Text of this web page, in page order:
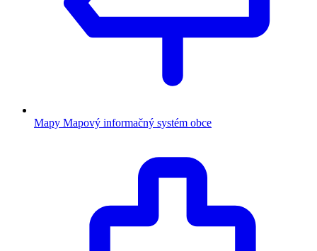
Mapy Mapový informačný systém obce